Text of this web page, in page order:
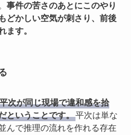
事件の苦さのあとにこのやり
どかしい空気が刺さり、前後
ます。
次が同じ現場で違和感を拾
ということです。平次は単な
んで推理の流れを作れる存在